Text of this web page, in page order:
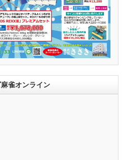
雀オンライン